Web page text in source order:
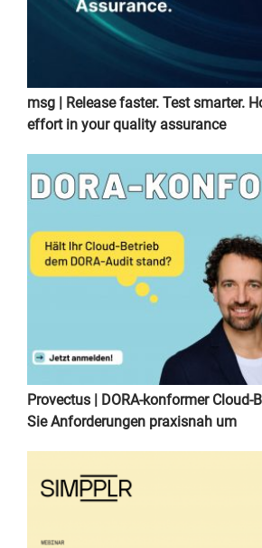
msg | Release faster. Test smarter.
effort in your quality assurance
Provectus | DORA-konformer Cloud-
Sie Anforderungen praxisnah um